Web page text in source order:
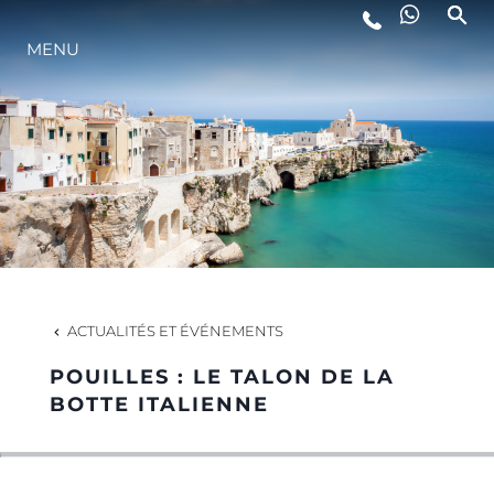
STYLE DE VIE
L'INNOVATION
LA SOCIÉTÉ
NOTRE ÉQUIPE
NOTRE HÉRITAGE
MENU
ACTUALITÉS ET ÉVÉNEMENTS
POUILLES : LE TALON DE LA
BOTTE ITALIENNE